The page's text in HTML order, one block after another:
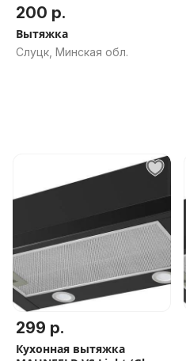
200 р.
Вытяжка
Слуцк, Минская обл.
299 р.
Кухонная вытяжка